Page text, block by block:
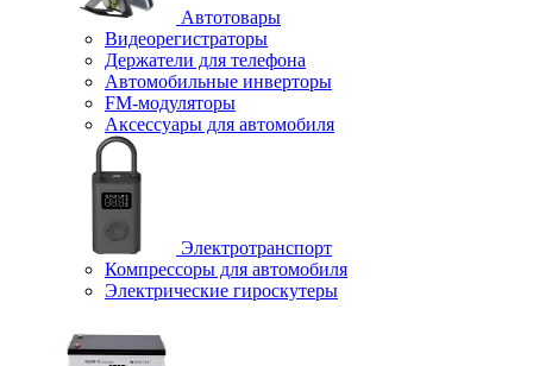
Автотовары
Видеорегистраторы
Держатели для телефона
Автомобильные инверторы
FM-модуляторы
Аксессуары для автомобиля
Электротранспорт
Компрессоры для автомобиля
Электрические гироскутеры